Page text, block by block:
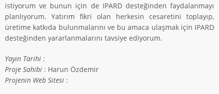
istiyorum ve bunun için de IPARD desteğinden faydalanmayı
planlıyorum. Yatırım fikri olan herkesin cesaretini toplayıp,
üretime katkıda bulunmalarını ve bu amaca ulaşmak için IPARD
desteğinden yararlanmalarını tavsiye ediyorum.
Yayın Tarihi :
Proje Sahibi : Harun Özdemir
Projenin Web Sitesi :